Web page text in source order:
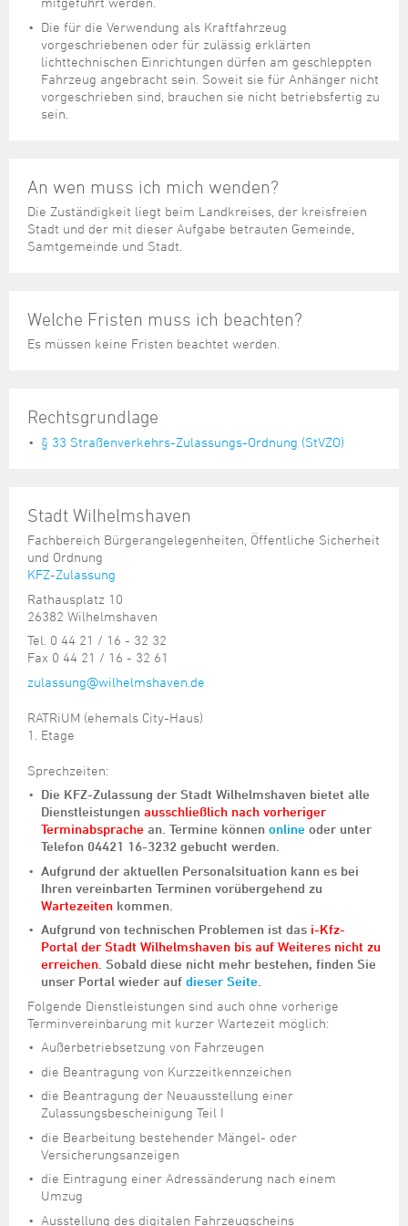
Umwelt-, Natur- und Klimaschutz
Verkehr und Mobilität
Wohnen, Bauen
Wahlen
Schule
Sterbefall
Umzug und Neubürger
Formulare
Online-Terminvergabe
Politik & Verwaltung
Pressemitteilungen
Telefonverzeichnis
Wirtschaftsstruktur
Regionale Kooperationen
Unternehmensnachfolge
Unterstützung für ExistenzgründerInnen
Zukunftsregion JadeBay
Stadtarchiv
Stadtbibliothek
Volkshochschule
Weiterbildung
Stadt Wilhelmshaven
Unterkünfte
Kulturzentrum Pumpwerk
Maritime Meile
Schiffe, Häfen und Meer erleben
Stadtpark
Tag des offenen Denkmals
Veranstaltungsorte
Die für die Verwendung als Kraftfahrzeug
vorgeschriebenen oder für zulässig erklärten
lichttechnischen Einrichtungen dürfen am geschleppten
Fahrzeug angebracht sein. Soweit sie für Anhänger nicht
vorgeschrieben sind, brauchen sie nicht betriebsfertig zu
sein.
An wen muss ich mich wenden?
Die Zuständigkeit liegt beim Landkreises, der kreisfreien
Stadt und der mit dieser Aufgabe betrauten Gemeinde,
Samtgemeinde und Stadt.
Welche Fristen muss ich beachten?
Es müssen keine Fristen beachtet werden.
Rechtsgrundlage
§ 33 Straßenverkehrs-Zulassungs-Ordnung (StVZO)
Stadt Wilhelmshaven
Fachbereich Bürgerangelegenheiten, Öffentliche Sicherheit
und Ordnung
KFZ-Zulassung
Rathausplatz 10
26382 Wilhelmshaven
Tel. 0 44 21 / 16 - 32 32
Fax 0 44 21 / 16 - 32 61
zulassung@wilhelmshaven.de
RATRiUM (ehemals City-Haus)
1. Etage
Sprechzeiten:
Die KFZ-Zulassung der Stadt Wilhelmshaven bietet alle
Dienstleistungen ausschließlich nach vorheriger
Terminabsprache an. Termine können online oder unter
Telefon 04421 16-3232 gebucht werden.
Aufgrund der aktuellen Personalsituation kann es bei
Ihren vereinbarten Terminen vorübergehend zu
Wartezeiten kommen.
Aufgrund von technischen Problemen ist das i-Kfz-
Portal der Stadt Wilhelmshaven bis auf Weiteres nicht zu
erreichen . Sobald diese nicht mehr bestehen, finden Sie
unser Portal wieder auf dieser Seite
Folgende Dienstleistungen sind auch ohne vorherige
Terminvereinbarung mit kurzer Wartezeit möglich:
Außerbetriebsetzung von Fahrzeugen
die Beantragung von Kurzzeitkennzeichen
die Beantragung der Neuausstellung einer
Zulassungsbescheinigung Teil I
die Bearbeitung bestehender Mängel- oder
Versicherungsanzeigen
die Eintragung einer Adressänderung nach einem
Umzug
Ausstellung des digitalen Fahrzeugscheins